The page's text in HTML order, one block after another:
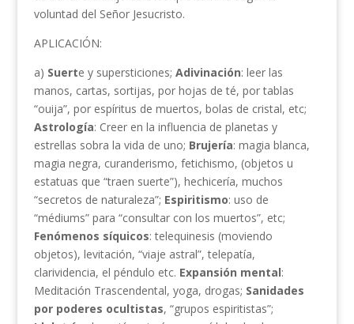
voluntad del Señor Jesucristo.
APLICACIÓN:
a) Suerte y supersticiones; Adivinación: leer las
manos, cartas, sortijas, por hojas de té, por tablas
“ouija”, por espíritus de muertos, bolas de cristal, etc;
Astrología: Creer en la influencia de planetas y
estrellas sobra la vida de uno; Brujería: magia blanca,
magia negra, curanderismo, fetichismo, (objetos u
estatuas que “traen suerte”), hechicería, muchos
“secretos de naturaleza”; Espiritismo: uso de
“médiums” para “consultar con los muertos”, etc;
Fenómenos síquicos: telequinesis (moviendo
objetos), levitación, “viaje astral”, telepatía,
clarividencia, el péndulo etc. Expansión mental:
Meditación Trascendental, yoga, drogas; Sanidades
por poderes ocultistas, “grupos espiritistas”;